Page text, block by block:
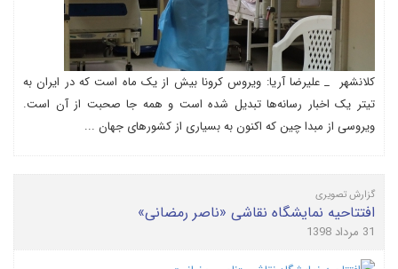
کلانشهر _ علیرضا آریا: ویروس کرونا بیش از یک ماه است که در ایران به
تیتر یک اخبار رسانه‌ها تبدیل شده است و همه جا صحبت از آن است.
ویروسی از مبدا چین که اکنون به بسیاری از کشورهای جهان ...
گزارش تصویری
افتتاحیه نمایشگاه نقاشی «ناصر رمضانی»
31 مرداد 1398